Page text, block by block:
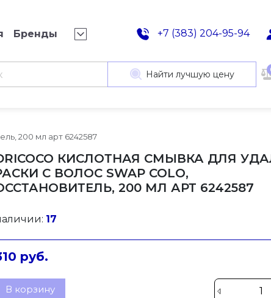
Бренды +7 (383) 204-95-94
Найти лучшую цену
200 мл арт 6242587
КИСЛОТНАЯ СМЫВКА ДЛЯ
С ВОЛОС SWAP COLO,
200 МЛ АРТ 6242587
17
руб.
В корзину